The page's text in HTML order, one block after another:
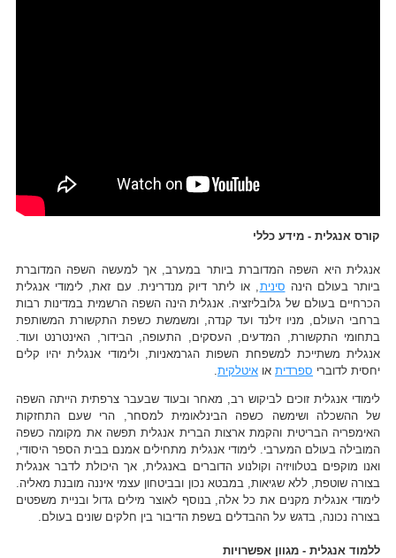
קורס אנגלית - מידע כללי
אנגלית היא השפה המדוברת ביותר במערב, אך למעשה השפה המדוברת
ביותר בעולם הינה סינית , או ליתר דיוק מנדרינית. עם זאת, לימודי אנגלית
הכרחיים בעולם של גלובליזציה. אנגלית הינה השפה הרשמית במדינות רבות
ברחבי העולם, מניו זילנד ועד קנדה, ומשמשת כשפת התקשורת המשותפת
בתחומי התקשורת, המדעים, העסקים, התעופה, הבידור, האינטרנט ועוד.
אנגלית משתייכת למשפחת השפות הגרמאניות, ולימודי אנגלית יהיו קלים
יחסית לדוברי ספרדיתאו איטלקית.
לימודי אנגלית זוכים לביקוש רב, מאחר ובעוד שבעבר צרפתית הייתה השפה
של ההשכלה ושימשה כשפה הבינלאומית למסחר, הרי שעם התחזקות
האימפריה הבריטית והקמת ארצות הברית אנגלית תפשה את מקומה כשפה
המובילה בעולם המערבי. לימודי אנגלית מתחילים אמנם בבית הספר היסודי,
ואנו מוקפים בטלוויזיה וקולנוע הדוברים באנגלית, אך היכולת לדבר אנגלית
בצורה שוטפת, ללא שגיאות, במבטא נכון ובביטחון עצמי איננה מובנת מאליה.
לימודי אנגלית מקנים את כל אלה, בנוסף לאוצר מילים גדול ובניית משפטים
בצורה נכונה, בדגש על ההבדלים בשפת הדיבור בין חלקים שונים בעולם.
ללמוד אנגלית - מגוון אפשרויות